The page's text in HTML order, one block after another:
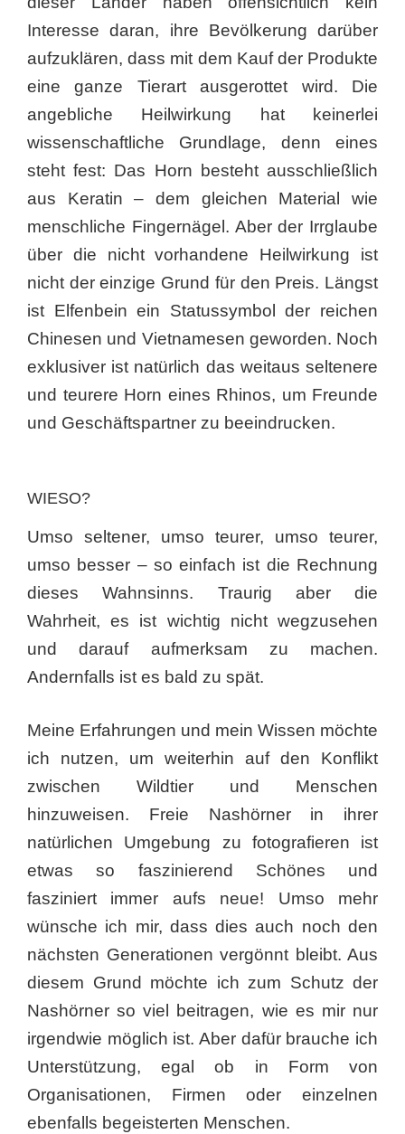
Interesse daran, ihre Bevölkerung darüber
aufzuklären, dass mit dem Kauf der Produkte
eine ganze Tierart ausgerottet wird. Die
angebliche Heilwirkung hat keinerlei
wissenschaftliche Grundlage, denn eines
steht fest: Das Horn besteht ausschließlich
aus Keratin – dem gleichen Material wie
menschliche Fingernägel. Aber der Irrglaube
über die nicht vorhandene Heilwirkung ist
nicht der einzige Grund für den Preis. Längst
ist Elfenbein ein Statussymbol der reichen
Chinesen und Vietnamesen geworden. Noch
exklusiver ist natürlich das weitaus seltenere
und teurere Horn eines Rhinos, um Freunde
und Geschäftspartner zu beeindrucken.
WIESO?
Umso seltener, umso teurer, umso teurer,
umso besser – so einfach ist die Rechnung
dieses Wahnsinns. Traurig aber die
Wahrheit, es ist wichtig nicht wegzusehen
und darauf aufmerksam zu machen.
Andernfalls ist es bald zu spät.
Meine Erfahrungen und mein Wissen möchte
ich nutzen, um weiterhin auf den Konflikt
zwischen Wildtier und Menschen
hinzuweisen. Freie Nashörner in ihrer
natürlichen Umgebung zu fotografieren ist
etwas so faszinierend Schönes und
fasziniert immer aufs neue! Umso mehr
wünsche ich mir, dass dies auch noch den
nächsten Generationen vergönnt bleibt. Aus
diesem Grund möchte ich zum Schutz der
Nashörner so viel beitragen, wie es mir nur
irgendwie möglich ist. Aber dafür brauche ich
Unterstützung, egal ob in Form von
Organisationen, Firmen oder einzelnen
ebenfalls begeisterten Menschen.